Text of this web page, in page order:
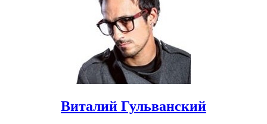
Виталий Гульванский